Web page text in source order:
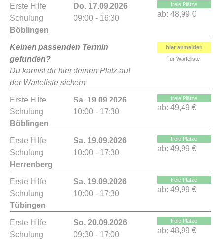
Erste Hilfe
Schulung
Böblingen
Do. 17.09.2026
09:00 - 16:30
freie Plätze
ab: 48,99 €
Keinen passenden Termin
gefunden?
Du kannst dir hier deinen Platz auf
der Warteliste sichern
hier anmelden
für Warteliste
Erste Hilfe
Schulung
Böblingen
Sa. 19.09.2026
10:00 - 17:30
freie Plätze
ab: 49,49 €
Erste Hilfe
Schulung
Herrenberg
Sa. 19.09.2026
10:00 - 17:30
freie Plätze
ab: 49,99 €
Erste Hilfe
Schulung
Tübingen
Sa. 19.09.2026
10:00 - 17:30
freie Plätze
ab: 49,99 €
Erste Hilfe
Schulung
So. 20.09.2026
09:30 - 17:00
freie Plätze
ab: 48,99 €